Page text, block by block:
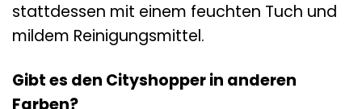
stattdessen mit einem feuchten Tuch und
mildem Reinigungsmittel.
Gibt es den Cityshopper in anderen
Farben?